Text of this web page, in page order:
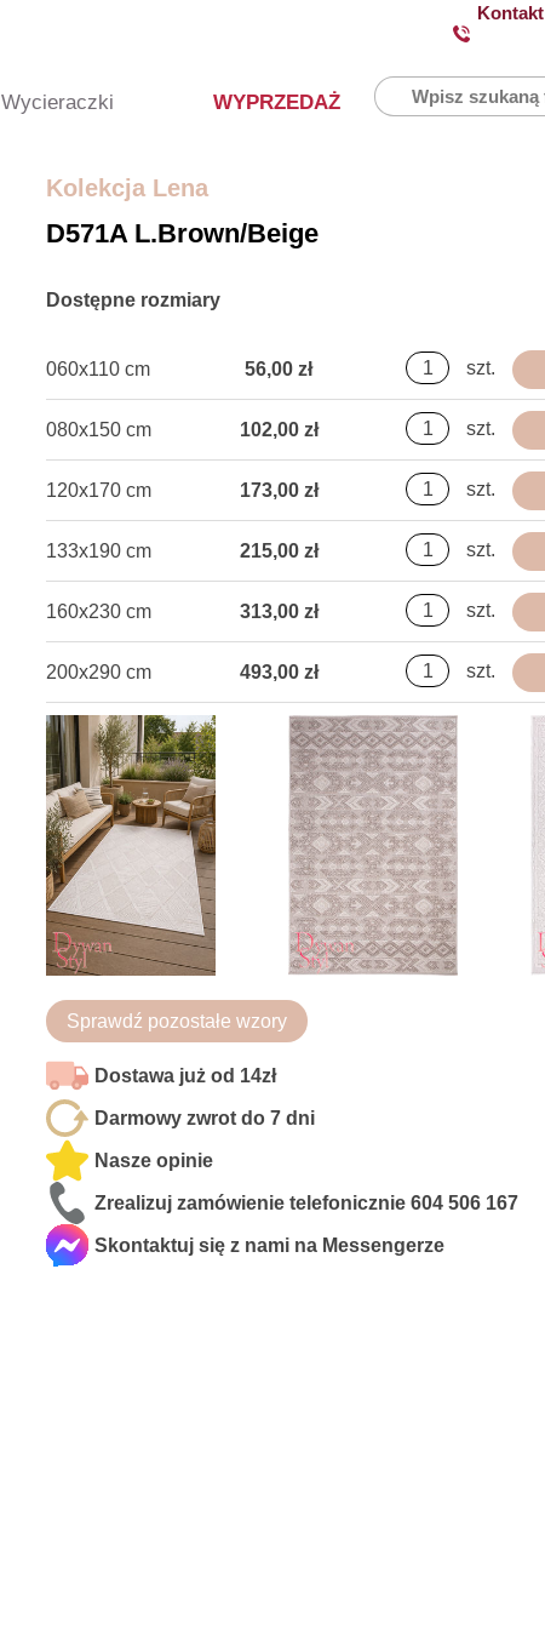
Kontakt
Wycieraczki WYPRZEDAŻ
Kolekcja Lena
D571A L.brown/beige
Dostępne rozmiary
060x110 cm 56,00 zł szt.
080x150 cm 102,00 zł szt.
120x170 cm 173,00 zł szt.
133x190 cm 215,00 zł szt.
160x230 cm 313,00 zł szt.
200x290 cm 493,00 zł szt.
Sprawdź pozostałe wzory
Dostawa już od 14zł
Darmowy zwrot do 7 dni
Nasze opinie
Zrealizuj zamówienie telefonicznie 604 506 167
Skontaktuj się z nami na Messengerze